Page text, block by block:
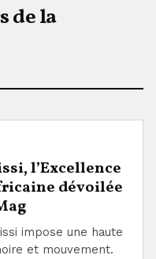
de la
l’Excellence
dévoilée
impose une haute
et mouvement.